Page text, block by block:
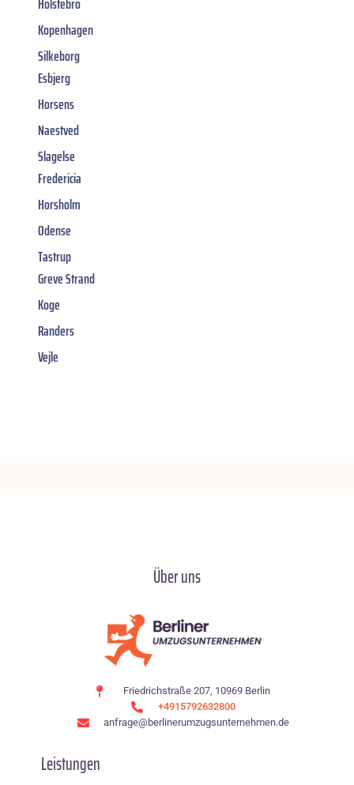
Kopenhagen
Silkeborg
Esbjerg
Horsens
Naestved
Slagelse
Fredericia
Horsholm
Odense
Tastrup
Greve Strand
Koge
Randers
Vejle
Über uns
Friedrichstraße 207, 10969 Berlin
+4915792632800
anfrage@berlinerumzugsunternehmen.de
Leistungen